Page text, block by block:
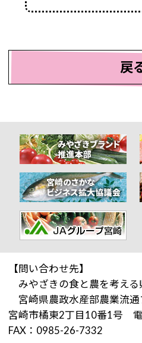
戻
【問い合わせ先】
みやざきの食と農を考える
宮崎県農政水産部農業流
宮崎市橘東2丁目10番1号
FAX：0985-26-7332